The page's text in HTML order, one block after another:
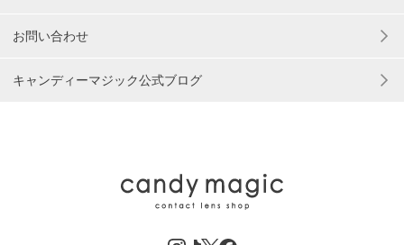
お問い合わせ
キャンディーマジック公式ブログ